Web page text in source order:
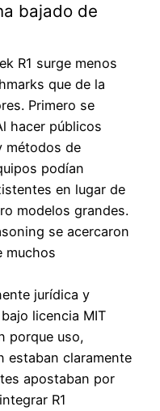
bajado de
R1 surge menos
que de la
Primero se
hacer públicos
métodos de
podían
en lugar de
modelos grandes.
se acercaron
muchos
jurídica y
licencia MIT
porque uso,
estaban claramente
apostaban por
R1